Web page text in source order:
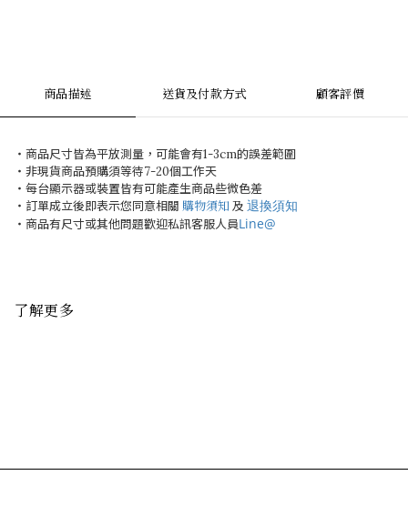
商品描述 送貨及付款方式 顧客評價
・商品尺寸皆為平放測量，可能會有1-3cm的誤差範圍
・非現貨商品預購須等待7-20個工作天
・每台顯示器或裝置皆有可能產生商品些微色差
・訂單成立後即表示您同意相關 購物須知及 退換須知
・商品有尺寸或其他問題歡迎私訊客服人員Line@
了解更多